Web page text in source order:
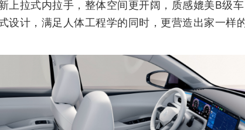
上拉式内拉手，整体空间更开阔，质感媲美B级
设计，满足人体工程学的同时，更营造出家一样